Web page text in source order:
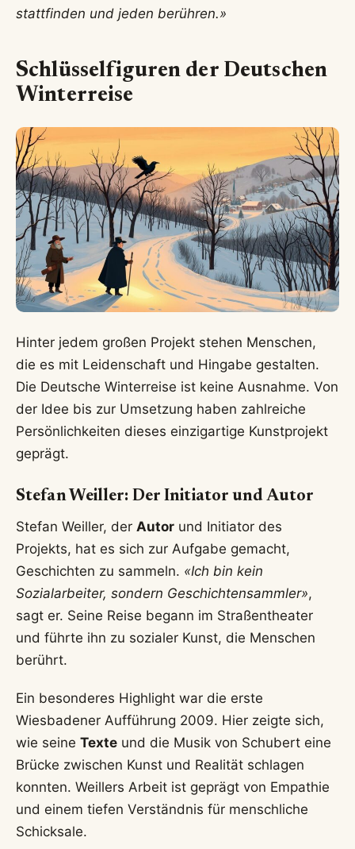
stattfinden und jeden berühren.»
Schlüsselfiguren der Deutschen
Winterreise
Hinter jedem großen Projekt stehen Menschen,
die es mit Leidenschaft und Hingabe gestalten.
Die Deutsche Winterreise ist keine Ausnahme. Von
der Idee bis zur Umsetzung haben zahlreiche
Persönlichkeiten dieses einzigartige Kunstprojekt
geprägt.
Stefan Weiller: Der Initiator und Autor
Stefan Weiller, der Autor und Initiator des
Projekts, hat es sich zur Aufgabe gemacht,
Geschichten zu sammeln. «Ich bin kein
Sozialarbeiter, sondern Geschichtensammler»,
sagt er. Seine Reise begann im Straßentheater
und führte ihn zu sozialer Kunst, die Menschen
berührt.
Ein besonderes Highlight war die erste
Wiesbadener Aufführung 2009. Hier zeigte sich,
wie seine Texte und die Musik von Schubert eine
Brücke zwischen Kunst und Realität schlagen
konnten. Weillers Arbeit ist geprägt von Empathie
und einem tiefen Verständnis für menschliche
Schicksale.